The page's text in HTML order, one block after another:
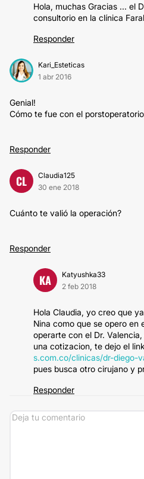
Hola, muchas Gracias ... el
consultorio en la clínica
Responder
Kari_Esteticas
1 abr 2016
Genial!
Cómo te fue con el
Responder
CL
Claudia125
30 ene 2018
Cuánto te valió la operación?
Responder
KA
Katyushka33
2 feb 2018
Hola Claudia, yo creo que
Nina como que se opero en
operarte con el Dr.
una cotizacion, te dejo el link
s.com.co/clinicas/dr-diego-
pues busca otro cirujano y
Responder